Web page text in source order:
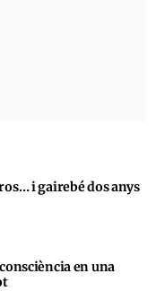
i gairebé dos anys
en una